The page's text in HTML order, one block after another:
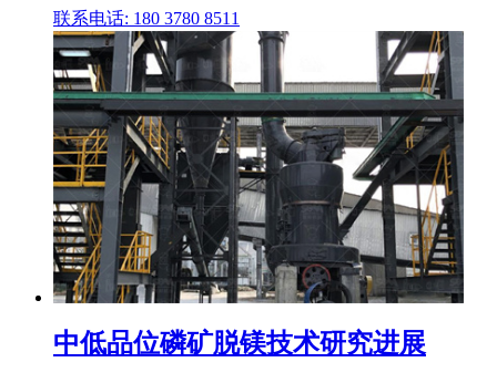
联系电话: 180 3780 8511
中低品位磷矿脱镁技术研究进展